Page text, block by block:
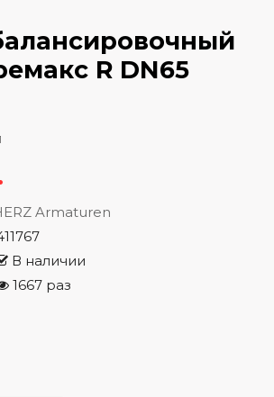
R DN65
Armaturen
В наличии
1667 раз